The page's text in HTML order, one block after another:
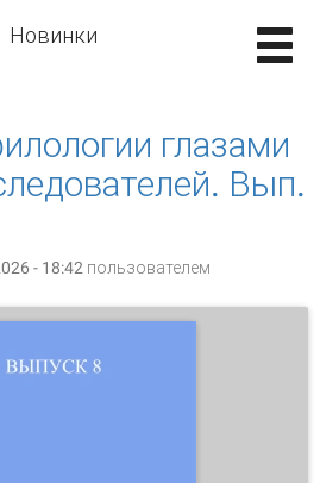
Новинки
глазами
Вып.
- 18:42 пользователем